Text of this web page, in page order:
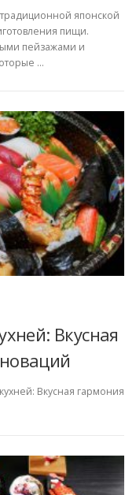
японской
пищи.
пейзажами и
…
Вкусная
Вкусная гармония